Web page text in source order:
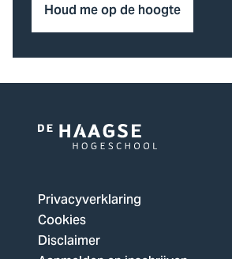
Houd me op de hoogte
Logo
De
Haagse
Hogeschool,
ga
Privacyverklaring
Cookies
Disclaimer